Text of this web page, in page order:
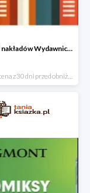
Końcówki nakładów Wydawnictwa Kobiecego od 6zł do 15zł
*najniższa cena z 30 dni przed obniżką